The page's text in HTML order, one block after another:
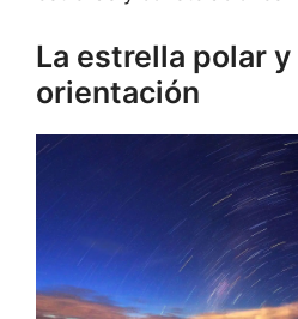
La estrella polar
orientación